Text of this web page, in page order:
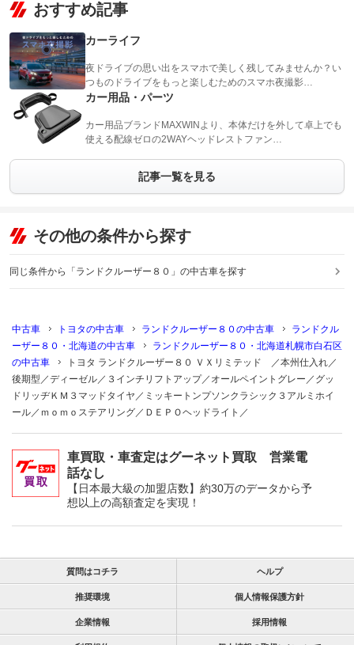
おすすめ記事
カーライフ
夜ドライブの思い出をスマホで美しく残してみませんか？い
つものドライブをもっと楽しむためのスマホ夜撮影…
カー用品・パーツ
カー用品ブランドMAXWINより、本体だけを外して卓上でも
使える配線ゼロの2WAYヘッドレストファン…
記事一覧を見る
その他の条件から探す
同じ条件から「ランドクルーザー８０」の中古車を探す
中古車 トヨタの中古車 ランドクルーザー８０の中古車
ランドクル
ーザー８０・北海道の中古車
ランドクルーザー８０・北海道札幌市白石区
の中古車
トヨタ ランドクルーザー８０ ＶＸリミテッド ／本州仕入れ／
後期型／ディーゼル／３インチリフトアップ／オールペイントグレー／グッ
ドリッヂＫＭ３マッドタイヤ／ミッキートンプソンクラシック３アルミホイ
ール／ｍｏｍｏステアリング／ＤＥＰＯヘッドライト／
車買取・車査定はグーネット買取 営業電
話なし
【日本最大級の加盟店数】約30万のデータから予
想以上の高額査定を実現！
質問はコチラ ヘルプ
推奨環境 個人情報保護方針
企業情報 採用情報